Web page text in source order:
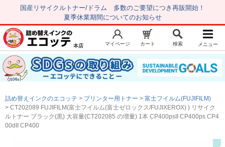
国産リサイクルトナー/ドラム 多数のご要望につき再販開始！
夏季休業期間についてのお知らせ
新規会員登録 マイページ
トップページ お気に入り
注文履歴 レビュー履歴
はじめての方へ
本店 マイページ カート 検索 メニュー
詰め替えインクのエコッテ プリンター用トナー
富士フイルム(FUJIFILM)
CT202089 FUJIFILM(富士フイルム(富士ゼロックス/FUJIXEROX) ) リサイク
ルトナー ブラック(黒) 大容量(CT202085 の増量) 1本 CP400psII CP400ps CP4
00dII CP400